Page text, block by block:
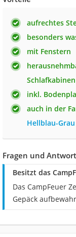
aufrechtes
besonders
mit Fenstern
Schlafkabinen
inkl.
auch in der
Hellblau-Grau
Fragen und
Besitzt das
Das CampFeuer
Gepäck